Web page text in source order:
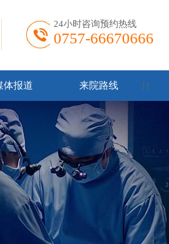
24小时咨询预约热线
0757-66670666
} }
体报道 来院路线